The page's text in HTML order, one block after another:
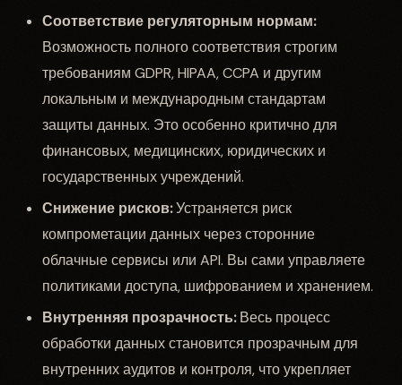
Соответствие регуляторным нормам:
Возможность полного соответствия строгим
требованиям GDPR, HIPAA, CCPA и другим
локальным и международным стандартам
защиты данных. Это особенно критично для
финансовых, медицинских, юридических и
государственных учреждений.
Снижение рисков:Устраняется риск
компрометации данных через сторонние
облачные сервисы или API. Вы сами управляете
политиками доступа, шифрованием и хранением.
Внутренняя прозрачность:Весь процесс
обработки данных становится прозрачным для
внутренних аудитов и контроля, что укрепляет